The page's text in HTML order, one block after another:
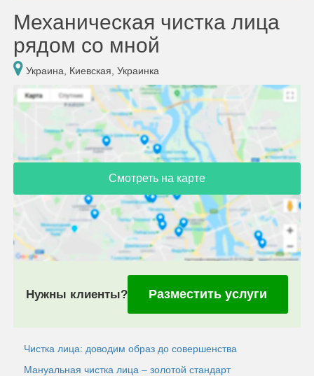
Механическая чистка лица
рядом со мной
Украина, Киевская, Украинка
Смотреть на карте
Нужны клиенты? Разместить услуги
Чистка лица: доводим образ до совершенства
Мануальная чистка лица – золотой стандарт